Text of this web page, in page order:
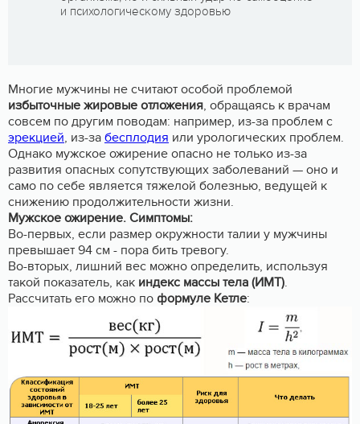
и психологическому здоровью
Многие мужчины не считают особой проблемой
избыточные жировые отложения, обращаясь к врачам
совсем по другим поводам: например, из-за проблем с
эрекцией, из-за бесплодия или урологических проблем.
Однако мужское ожирение опасно не только из-за
развития опасных сопутствующих заболеваний — оно и
само по себе является тяжелой болезнью, ведущей к
снижению продолжительности жизни.
Мужское ожирение. Симптомы:
Во-первых, если размер окружности талии у мужчины
превышает 94 см - пора бить тревогу.
Во-вторых, лишний вес можно определить, используя
такой показатель, как индекс массы тела (ИМТ).
Рассчитать его можно по формуле Кетле: